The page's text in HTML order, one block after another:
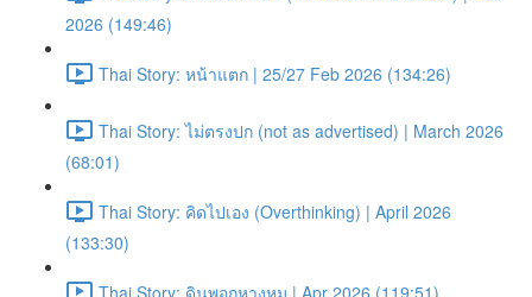
2026 (149:46)
Thai Story: หน้าแตก | 25/27 Feb 2026 (134:26)
Thai Story: ไม่ตรงปก (not as advertised) | March 2026
(68:01)
Thai Story: คิดไปเอง (Overthinking) | April 2026
(133:30)
Thai Story: ดินพอกหางหมู | Apr 2026 (119:51)